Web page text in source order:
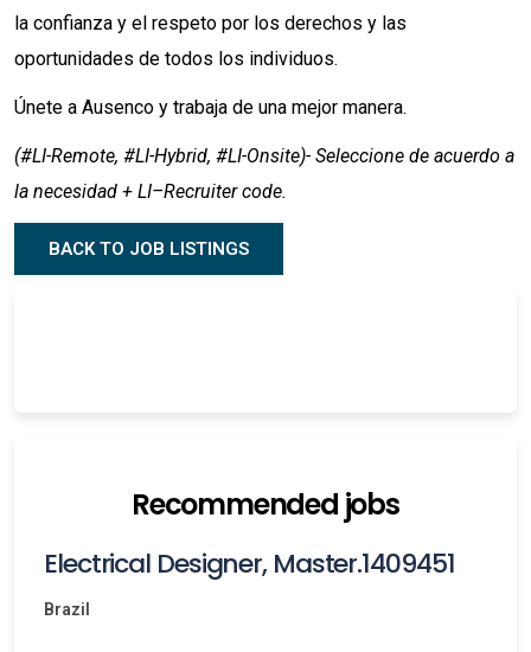
la confianza y el respeto por los derechos y las
oportunidades de todos los individuos.
Únete a Ausenco y trabaja de una mejor manera.
(#LI-Remote, #LI-Hybrid, #LI-Onsite)- Seleccione de acuerdo a
la necesidad + LI–Recruiter code.
BACK TO JOB LISTINGS
Recommended jobs
Electrical Designer, Master.1409451
Brazil